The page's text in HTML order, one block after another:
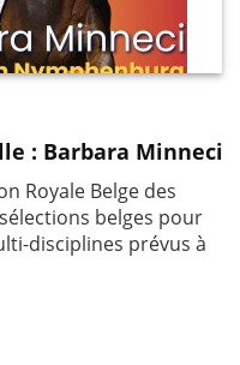
: Barbara Minneci
Royale Belge des
belges pour
disciplines prévus à